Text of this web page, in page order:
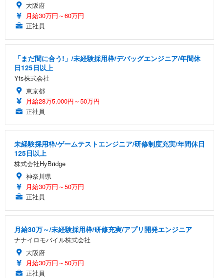
大阪府
月給30万円～60万円
正社員
「まだ間に合う!」/未経験採用枠/デバッグエンジニア/年間休
日125日以上
Yts株式会社
東京都
月給28万5,000円～50万円
正社員
未経験採用枠/ゲームテストエンジニア/研修制度充実/年間休日
125日以上
株式会社HyBridge
神奈川県
月給30万円～50万円
正社員
月給30万～/未経験採用枠/研修充実/アプリ開発エンジニア
ナナイロモバイル株式会社
大阪府
月給30万円～50万円
正社員